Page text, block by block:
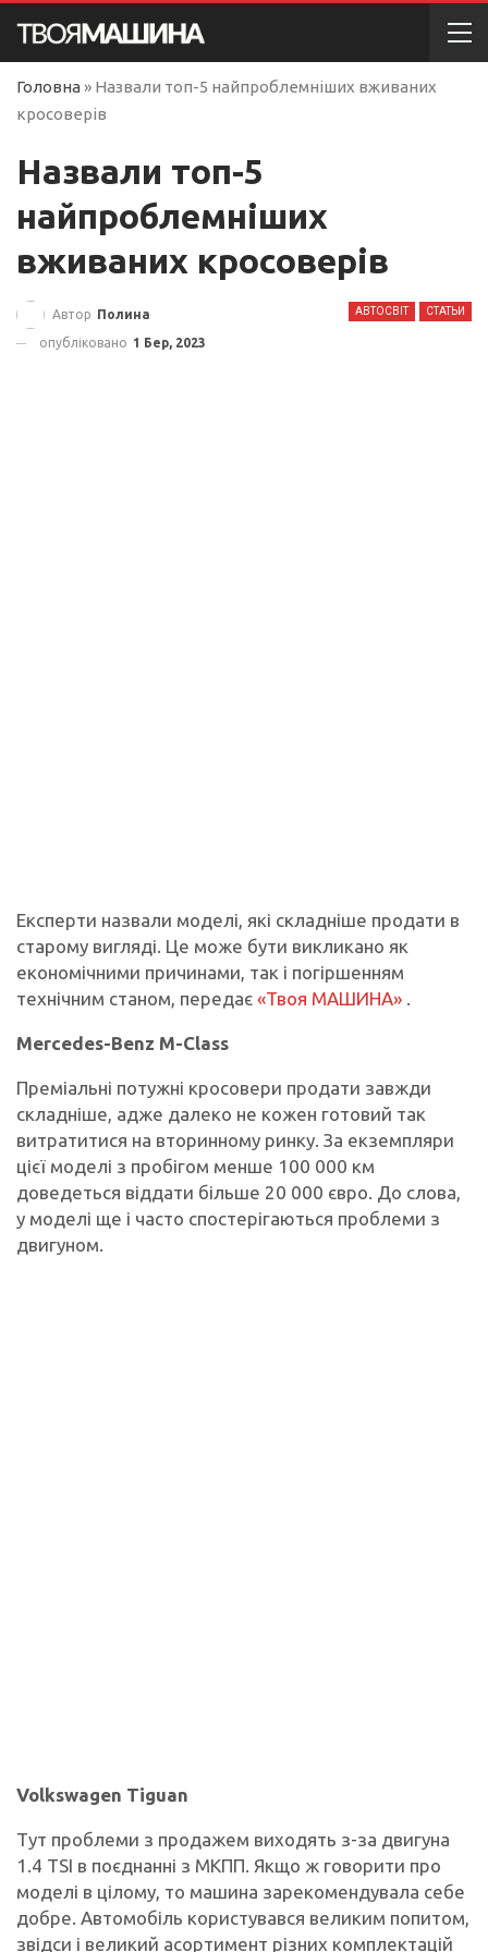
Головна » Назвали топ-5 найпроблемніших вживаних
кросоверів
Назвали топ-5
найпроблемніших
вживаних кросоверів
АВТОСВІТ СТАТЬИ
Автор Полина
опубліковано 1 Бер, 2023
Експерти назвали моделі, які складніше продати в
старому вигляді. Це може бути викликано як
економічними причинами, так і погіршенням
технічним станом, передає «Твоя МАШИНА» .
Mercedes-Benz М-Class
Преміальні потужні кросовери продати завжди
складніше, адже далеко не кожен готовий так
витратитися на вторинному ринку. За екземпляри
цієї моделі з пробігом менше 100 000 км
доведеться віддати більше 20 000 євро. До слова,
у моделі ще і часто спостерігаються проблеми з
двигуном.
Volkswagen Tiguan
Тут проблеми з продажем виходять з-за двигуна
1.4 TSI в поєднанні з МКПП. Якщо ж говорити про
моделі в цілому, то машина зарекомендувала себе
добре. Автомобіль користувався великим попитом,
звідси і великий асортимент різних комплектацій